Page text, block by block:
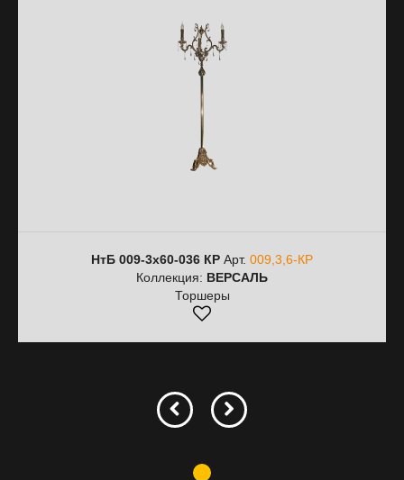
НтБ 009-3х60-036 КР Арт. 009,3,6-КР
Коллекция: ВЕРСАЛЬ
Торшеры